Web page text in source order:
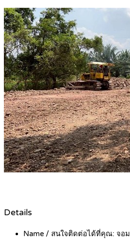
Details
Name / สนใจติดต่อได้ที่คุณ: จอม